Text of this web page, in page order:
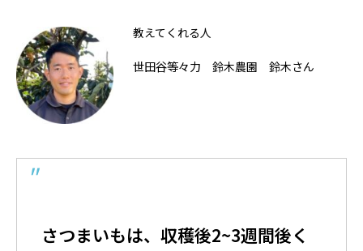
教えてくれる人
世田谷等々力 鈴木農園 鈴木さん
さつまいもは、収穫後2~3週間後く